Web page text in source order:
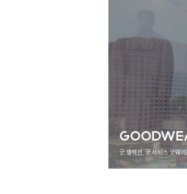
굿 셀렉션, 굿 서비스 굿웨어